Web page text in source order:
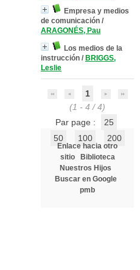
Empresa y medios
de comunicación /
ARAGONÉS, Pau
Los medios de la
instrucción / BRIGGS,
Leslie
1
(1 - 4 / 4)
Par page :
25
50
100 200
Enlace hacia otro
sitio
Biblioteca
Nuestros Hijos
Buscar en Google
pmb